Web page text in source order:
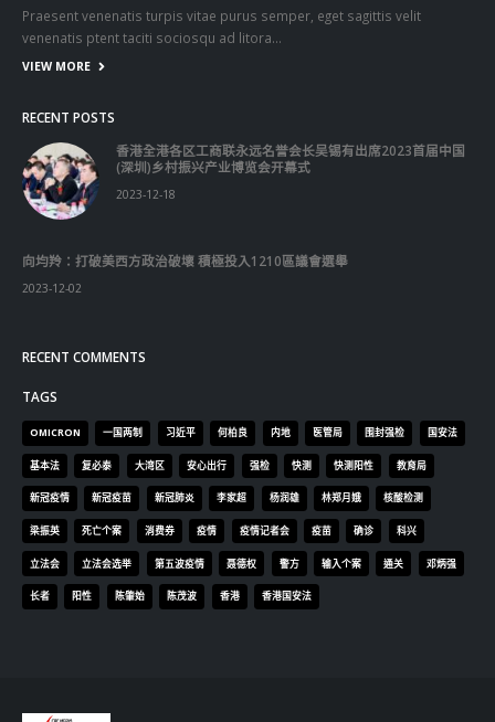
Praesent venenatis turpis vitae purus semper, eget sagittis velit
venenatis ptent taciti sociosqu ad litora…
VIEW MORE
RECENT POSTS
香港全港各区工商联永远名誉会长吴锡有出席2023首届中国
(深圳)乡村振兴产业博览会开幕式
2023-12-18
向均羚：打破美西方政治破壞 積極投入1210區議會選舉
2023-12-02
RECENT COMMENTS
TAGS
OMICRON 一国两制 习近平 何柏良 内地 医管局 围封强检 国安法
基本法 复必泰 大湾区 安心出行 强检 快测 快测阳性 教育局
新冠疫情 新冠疫苗 新冠肺炎 李家超 杨润雄 林郑月娥 核酸检测
梁振英 死亡个案 消费券 疫情 疫情记者会 疫苗 确诊 科兴
立法会 立法会选举 第五波疫情 聂德权 警方 输入个案 通关 邓炳强
长者 阳性 陈肇始 陈茂波 香港 香港国安法